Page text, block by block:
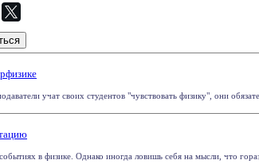
учат своих студентов "чувствовать физику", они
в физике. Однако иногда ловишь себя на мысли, что